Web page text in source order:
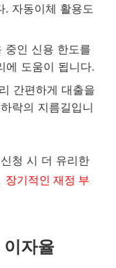
. 자동이체 활용도
중인 신용 한도를
에 도움이 됩니다.
간편하게 대출을
락의 지름길입니
청 시 더 유리한
장기적인 재정 부
이자율